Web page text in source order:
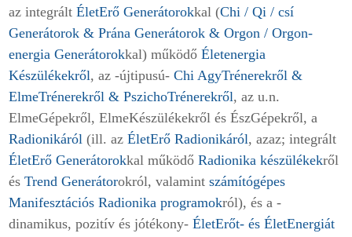
az integrált ÉletErő Generátorokkal (Chi / Qi / csí
Generátorok & Prána Generátorok & Orgon / Orgon-
energia Generátorokkal) működő Életenergia
Készülékekről, az -újtipusú- Chi AgyTrénerekről &
ElmeTrénerekről & PszichoTrénerekről, az u.n.
ElmeGépekről, ElmeKészülékekről és ÉszGépekről, a
Radionikáról (ill. az ÉletErő Radionikáról, azaz; integrált
ÉletErő Generátorokkal működő Radionika készülékekről
és Trend Generátorokról, valamint számítógépes
Manifesztációs Radionika programokról), és a -
dinamikus, pozitív és jótékony- ÉletErőt- és ÉletEnergiát